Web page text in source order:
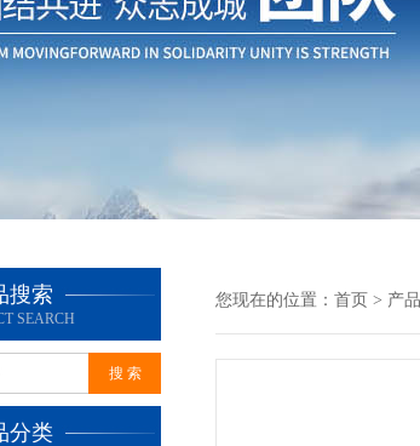
搜索
SEARCH
分类
您现在的位置： 首页 > 产